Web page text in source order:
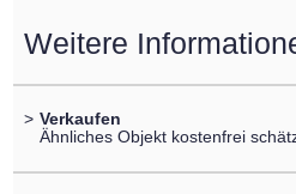
Weitere
> Verkaufen
Ähnliches Objekt kostenfrei